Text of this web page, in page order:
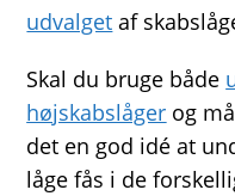
udvalget af
Skal du bruge både
højskabslåger og
det en god idé at
låge fås i de